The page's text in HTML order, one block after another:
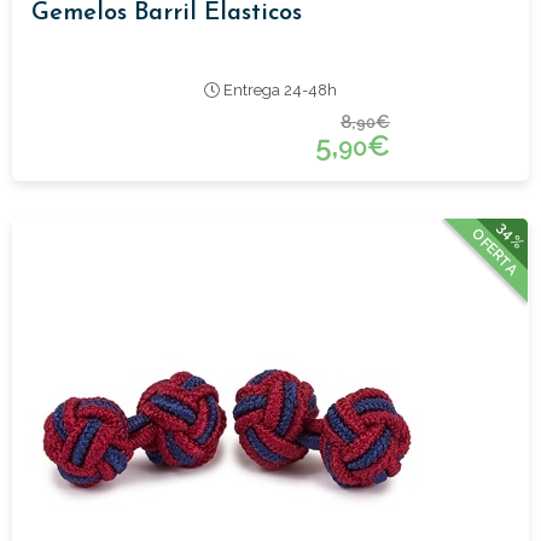
Gemelos Barril Elasticos
Entrega 24-48h
8,90€
5,90€
34%
OFERTA